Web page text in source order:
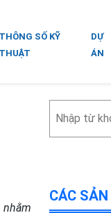
SỐ KỸ
DỰ
ÁN
nhằm
kiếm
CÁC